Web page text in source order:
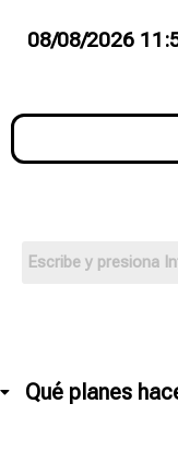
08/08/2026
Qué planes